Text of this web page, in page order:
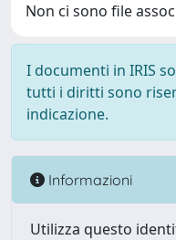
Non ci sono file
I documenti in IRIS
tutti i diritti sono
indicazione.
Informazioni
Utilizza questo